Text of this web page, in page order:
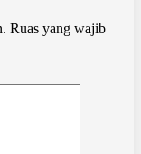
Ruas yang wajib